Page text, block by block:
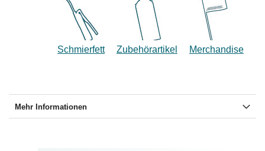
Schmierfett Zubehörartikel Merchandise
Mehr Informationen